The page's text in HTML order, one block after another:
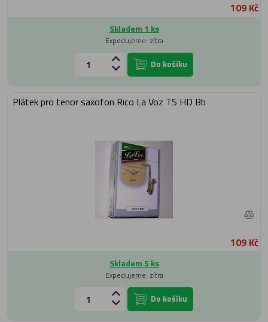
109 Kč
Skladem 1 ks
Expedujeme: zítra
Do košíku
Plátek pro tenor saxofon Rico La Voz TS HD Bb
109 Kč
Skladem 5 ks
Expedujeme: zítra
Do košíku